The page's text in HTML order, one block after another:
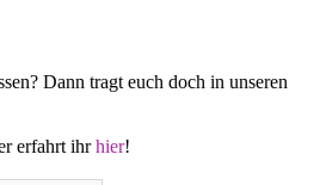
Dann tragt euch doch in unseren
erfahrt ihrhier!